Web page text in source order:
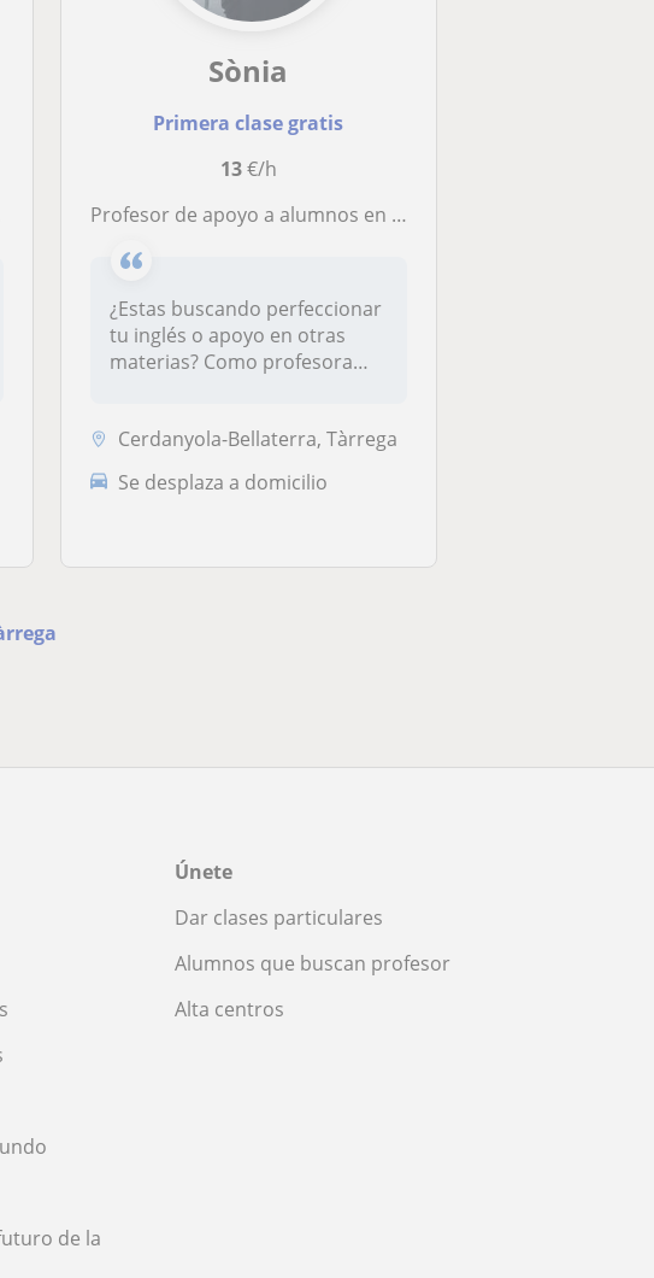
Sònia
Primera clase gratis
13€/h
Profesor de apoyo a alumnos en distintas materias de manera presencial o online
¿Estas buscando perfeccionar
tu inglés o apoyo en otras
materias? Como profesora
Cerdanyola-Bellaterra, Tàrrega
Se desplaza a domicilio
de la
Únete
Dar clases particulares
Alumnos que buscan profesor
Alta centros